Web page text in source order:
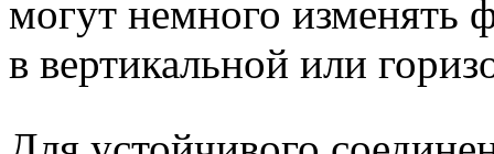
могут немного изменять
в вертикальной или